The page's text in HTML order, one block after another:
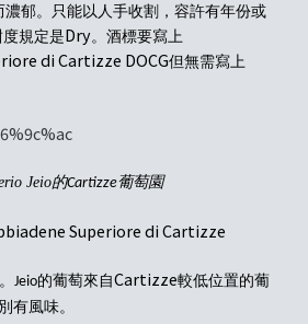
濃郁。只能以人手收割 ， 容許有年份或
度規定是Dry。酒標要寫上
di Cartizze DOCG但無需寫上
Jeio的Cartizze葡萄園
Superiore di Cartizze
Jeio的葡萄來自Cartizze較低位置的葡
有風味。